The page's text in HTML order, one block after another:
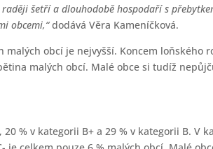
raději šetří a dlouhodobě hospodaří s
obcemi,“dodává Věra Kameníčková.
obcí je nejvyšší. Koncem loňského
malých obcí. Malé obce si tudíž
% v kategorii B+ a 29 % v kategorii B. V